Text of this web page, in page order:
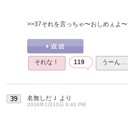
>>37それを言っちゃ〜おしめぇよ〜
それな！ 119 うーん…
39 名無しだＪ より
2016年1月10日 9:40 PM